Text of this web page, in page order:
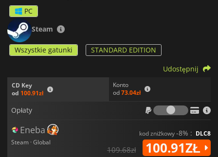
Personalizacja postaci odgrywa istotną rolę, umożliwiając
graczom dostosowanie ich umiejętności, wyglądu i ekwipunku
do ich unikalnego stylu gry. Oprócz dynamicznych zadań i
wymagających przeciwników,
kooperacji dla wielu graczy, pozwalając graczom łączyć siły z
przyjaciółmi, aby wspólnie stawić czoła potężnym wrogom i
Dzięki oszałamiającej grafice, wciągającej fabule i intuicyjnej
mechanice VR,
zapewnia epicką przygodę.
PC
Steam
Wszystkie gatunki STANDARD EDITION
CD Key
od 100.91zł
Konto
od73.04zł
Udostępnij
Opłaty
Opłaty
Eneba
Steam · Global
kod zniżkowy-8% : DLC8
109.68zł 100.91ZŁ